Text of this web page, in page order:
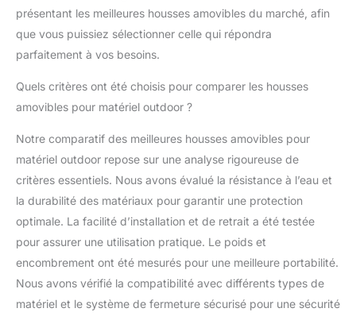
présentant les meilleures housses amovibles du marché, afin
que vous puissiez sélectionner celle qui répondra
parfaitement à vos besoins.
Quels critères ont été choisis pour comparer les housses
amovibles pour matériel outdoor ?
Notre comparatif des meilleures housses amovibles pour
matériel outdoor repose sur une analyse rigoureuse de
critères essentiels. Nous avons évalué la résistance à l’eau et
la durabilité des matériaux pour garantir une protection
optimale. La facilité d’installation et de retrait a été testée
pour assurer une utilisation pratique. Le poids et
encombrement ont été mesurés pour une meilleure portabilité.
Nous avons vérifié la compatibilité avec différents types de
matériel et le système de fermeture sécurisé pour une sécurité